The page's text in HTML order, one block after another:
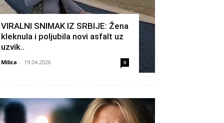
VIRALNI SNIMAK IZ SRBIJE: Žena
kleknula i poljubila novi asfalt uz
uzvik..
Milica - 19.04.2026 0